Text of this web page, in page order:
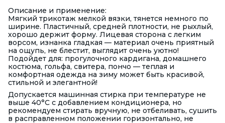
Описание и применение:
Мягкий трикотаж мелкой вязки, тянется немного по
ширине. Пластичный, средней плотности, не рыхлый,
хорошо держит форму. Лицевая сторона с легким
ворсом, изнанка гладкая — материал очень приятный
на ощупь, не блестит, выглядит очень уютно!
Подойдет для: прогулочного кардигана, домашнего
костюма, гольфа, свитера, пончо — теплая и
комфортная одежда на зиму может быть красивой,
стильной и элегантной!
Допускается машинная стирка при температуре не
выше 40°С с добавлением кондиционера, но
рекомендуем стирать вручную, не отбеливать, сушить
в расправленном положении горизонтально, не